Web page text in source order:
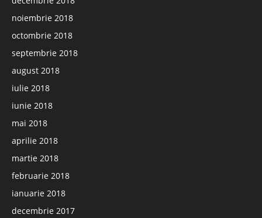
noiembrie 2018
octombrie 2018
septembrie 2018
august 2018
iulie 2018
iunie 2018
mai 2018
aprilie 2018
martie 2018
februarie 2018
ianuarie 2018
decembrie 2017